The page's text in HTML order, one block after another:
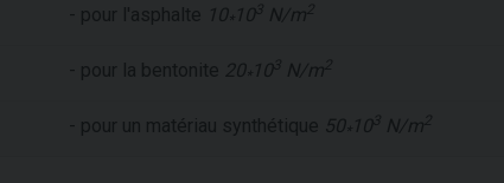
- pour l'asphalte 10 103 N/m2
- pour la bentonite 20 103 N/m2
- pour un matériau synthétique 50 103 N/m2